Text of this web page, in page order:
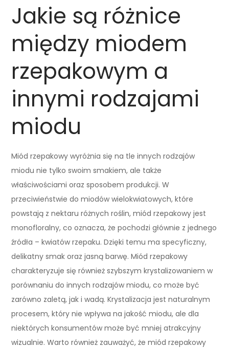
Jakie są różnice
między miodem
rzepakowym a
innymi rodzajami
miodu
Miód rzepakowy wyróżnia się na tle innych rodzajów
miodu nie tylko swoim smakiem, ale także
właściwościami oraz sposobem produkcji. W
przeciwieństwie do miodów wielokwiatowych, które
powstają z nektaru różnych roślin, miód rzepakowy jest
monofloralny, co oznacza, że pochodzi głównie z jednego
źródła – kwiatów rzepaku. Dzięki temu ma specyficzny,
delikatny smak oraz jasną barwę. Miód rzepakowy
charakteryzuje się również szybszym krystalizowaniem w
porównaniu do innych rodzajów miodu, co może być
zarówno zaletą, jak i wadą. Krystalizacja jest naturalnym
procesem, który nie wpływa na jakość miodu, ale dla
niektórych konsumentów może być mniej atrakcyjny
wizualnie. Warto również zauważyć, że miód rzepakowy